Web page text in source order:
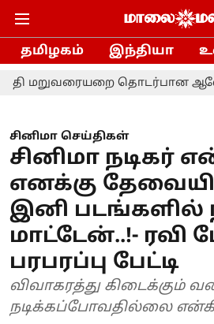
தமிழகம் இந்தியா
தொடர்பான ஆலோசனை:
சினிமா செய்திகள்
சினிமா நடிகர்
எனக்கு
இனி படங்களில்
மாட்டேன்..!-
பரபரப்பு பேட்டி
விவாகரத்து கிடைக்கும்
நடிக்கப்போவதில்லை